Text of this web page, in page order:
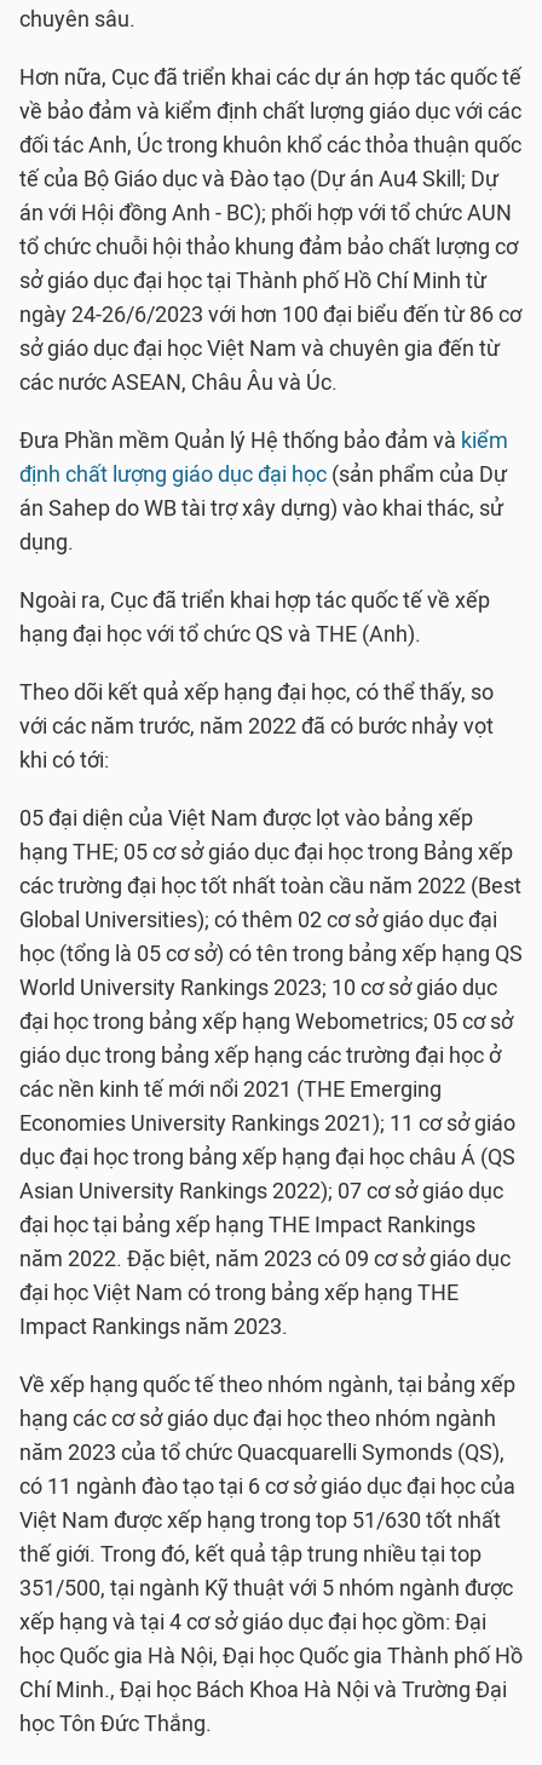
chuyên sâu.
Hơn nữa, Cục đã triển khai các dự án hợp tác quốc tế
về bảo đảm và kiểm định chất lượng giáo dục với các
đối tác Anh, Úc trong khuôn khổ các thỏa thuận quốc
tế của Bộ Giáo dục và Đào tạo (Dự án Au4 Skill; Dự
án với Hội đồng Anh - BC); phối hợp với tổ chức AUN
tổ chức chuỗi hội thảo khung đảm bảo chất lượng cơ
sở giáo dục đại học tại Thành phố Hồ Chí Minh từ
ngày 24-26/6/2023 với hơn 100 đại biểu đến từ 86 cơ
sở giáo dục đại học Việt Nam và chuyên gia đến từ
các nước ASEAN, Châu Âu và Úc.
Đưa Phần mềm Quản lý Hệ thống bảo đảm và kiểm
định chất lượng giáo dục đại học (sản phẩm của Dự
án Sahep do WB tài trợ xây dựng) vào khai thác, sử
dụng.
Ngoài ra, Cục đã triển khai hợp tác quốc tế về xếp
hạng đại học với tổ chức QS và THE (Anh).
Theo dõi kết quả xếp hạng đại học, có thể thấy, so
với các năm trước, năm 2022 đã có bước nhảy vọt
khi có tới:
05 đại diện của Việt Nam được lọt vào bảng xếp
hạng THE; 05 cơ sở giáo dục đại học trong Bảng xếp
các trường đại học tốt nhất toàn cầu năm 2022 (Best
Global Universities); có thêm 02 cơ sở giáo dục đại
học (tổng là 05 cơ sở) có tên trong bảng xếp hạng QS
World University Rankings 2023; 10 cơ sở giáo dục
đại học trong bảng xếp hạng Webometrics; 05 cơ sở
giáo dục trong bảng xếp hạng các trường đại học ở
các nền kinh tế mới nổi 2021 (THE Emerging
Economies University Rankings 2021); 11 cơ sở giáo
dục đại học trong bảng xếp hạng đại học châu Á (QS
Asian University Rankings 2022); 07 cơ sở giáo dục
đại học tại bảng xếp hạng THE Impact Rankings
năm 2022. Đặc biệt, năm 2023 có 09 cơ sở giáo dục
đại học Việt Nam có trong bảng xếp hạng THE
Impact Rankings năm 2023.
Về xếp hạng quốc tế theo nhóm ngành, tại bảng xếp
hạng các cơ sở giáo dục đại học theo nhóm ngành
năm 2023 của tổ chức Quacquarelli Symonds (QS),
có 11 ngành đào tạo tại 6 cơ sở giáo dục đại học của
Việt Nam được xếp hạng trong top 51/630 tốt nhất
thế giới. Trong đó, kết quả tập trung nhiều tại top
351/500, tại ngành Kỹ thuật với 5 nhóm ngành được
xếp hạng và tại 4 cơ sở giáo dục đại học gồm: Đại
học Quốc gia Hà Nội, Đại học Quốc gia Thành phố Hồ
Chí Minh., Đại học Bách Khoa Hà Nội và Trường Đại
học Tôn Đức Thắng.